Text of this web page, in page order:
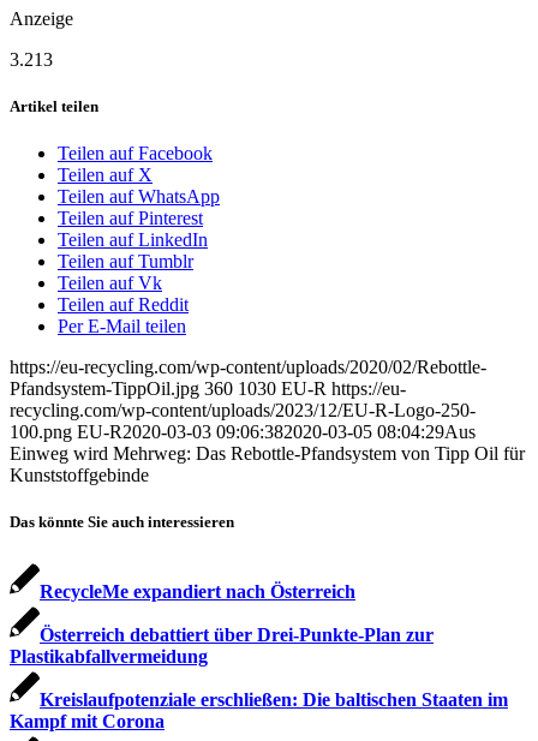
Anzeige
3.213
Artikel teilen
Teilen auf Facebook
Teilen auf X
Teilen auf WhatsApp
Teilen auf Pinterest
Teilen auf LinkedIn
Teilen auf Tumblr
Teilen auf Vk
Teilen auf Reddit
Per E-Mail teilen
https://eu-recycling.com/wp-content/uploads/2020/02/Rebottle-
Pfandsystem-TippOil.jpg 360 1030 EU-R https://eu-
recycling.com/wp-content/uploads/2023/12/EU-R-Logo-250-
100.png EU-R2020-03-03 09:06:382020-03-05 08:04:29Aus
Einweg wird Mehrweg: Das Rebottle-Pfandsystem von Tipp Oil für
Kunststoffgebinde
Das könnte Sie auch interessieren
RecycleMe expandiert nach Österreich
Österreich debattiert über Drei-Punkte-Plan zur
Plastikabfallvermeidung
Kreislaufpotenziale erschließen: Die baltischen Staaten im
Kampf mit Corona